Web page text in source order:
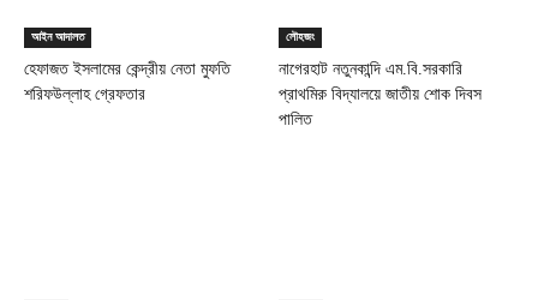
আইন আদালত
হেফাজত ইসলামের কেন্দ্রীয় নেতা মুফতি
শরিফউল্লাহ গ্রেফতার
লৌহজং
নাগেরহাট নতুনকান্দি এম.বি.সরকারি
প্রাথমিক় বিদ্যালয়ে জাতীয় শোক দিবস
পালিত